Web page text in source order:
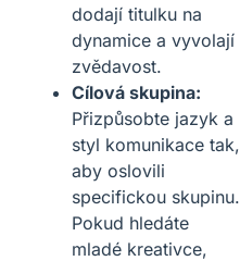
dodají titulku na
dynamice a vyvolají
zvědavost.
Cílová skupina:
Přizpůsobte jazyk a
styl komunikace tak,
aby oslovili
specifickou skupinu.
Pokud hledáte
mladé kreativce,